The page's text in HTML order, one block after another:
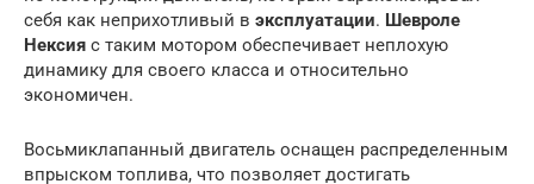
себя как неприхотливый в эксплуатации. Шевроле
Нексия с таким мотором обеспечивает неплохую
динамику для своего класса и относительно
экономичен.
Восьмиклапанный двигатель оснащен распределенным
впрыском топлива, что позволяет достигать